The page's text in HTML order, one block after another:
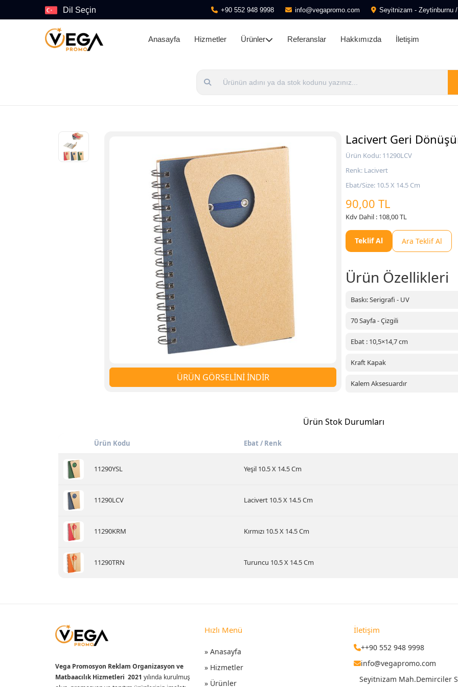
Dil Seçin +90 552 948 9998 info@vegapromo.com Seyitnizam - Zeytinburnu
Anasayfa Hizmetler Ürünler Referanslar Hakkımızda İletişim
ÜRÜN GÖRSELİNİ İNDİR
Lacivert Geri
Ürün Kodu: 11290LCV
Renk: Lacivert
Ebat/Size: 10.5 X 14.5 Cm
90,00 TL
Kdv Dahil : 108,00 TL
Teklif Al Ara Teklif Al
Ürün Özellikleri
Baskı: Serigrafi - UV
70 Sayfa - Çizgili
Ebat : 10,5×14,7 cm
Kraft Kapak
Kalem Aksesuardır
Ürün Stok Durumları
Ürün Kodu Ebat / Renk
11290YSL Yeşil 10.5 X 14.5 Cm
11290LCV Lacivert 10.5 X 14.5 Cm
11290KRM Kırmızı 10.5 X 14.5 Cm
11290TRN Turuncu 10.5 X 14.5 Cm
Vega Promosyon Reklam Organizasyon ve
Matbaacılık Hizmetleri 2021 yılında kurulmuş
Hızlı Menü
» Anasayfa
» Hizmetler
» Ürünler
İletişim
++90 552 948 9998
info@vegapromo.com
Seyitnizam Mah.Demirciler